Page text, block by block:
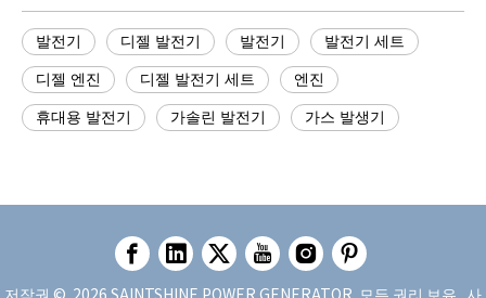
발전기 디젤 발전기 발전기 발전기 세트
디젤 엔진 디젤 발전기 세트 엔진
휴대용 발전기 가솔린 발전기 가스 발생기
저작권 © 2026 SAINTSHINE POWER GENERATOR. 모든 권리 보유.